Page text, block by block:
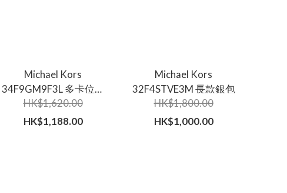
Michael Kors
34F9GM9F3L 多卡位長
款錢包
HK$1,620.00
HK$1,188.00
Michael Kors
32F4STVE3M 長款銀包
HK$1,800.00
HK$1,000.00